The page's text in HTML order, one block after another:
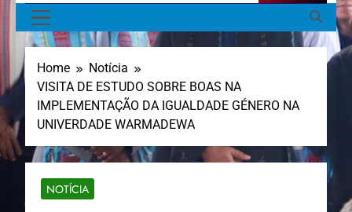
Home
Notícia
VISITA DE ESTUDO SOBRE BOAS NA
IMPLEMENTAÇÃO DA IGUALDADE GÉNERO NA
UNIVERDADE WARMADEWA
NOTÍCIA